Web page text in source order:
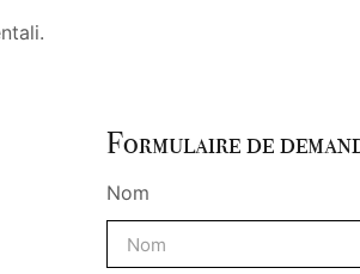
Formulaire de
Nom